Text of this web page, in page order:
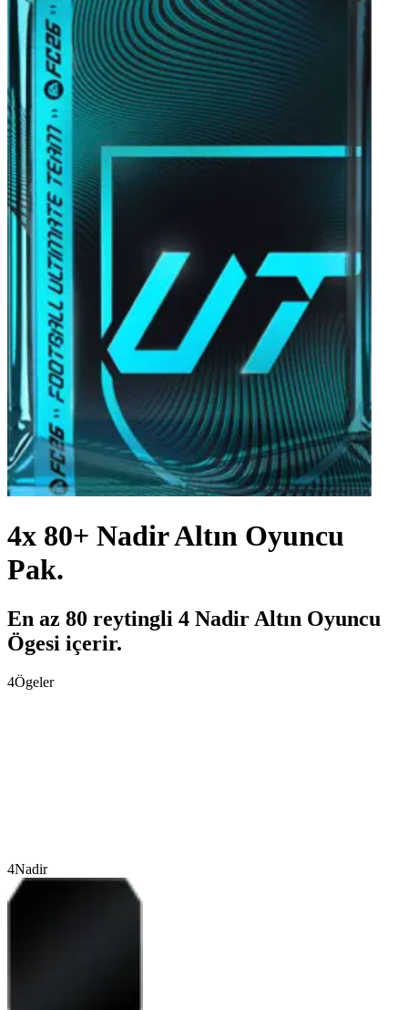
4x 80+ Nadir Altın Oyuncu
Pak.
En az 80 reytingli 4 Nadir Altın Oyuncu
Ögesi içerir.
4Ögeler
4Nadir